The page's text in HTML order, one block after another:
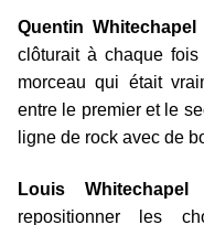
Quentin Whitechapel
clôturait à chaque
morceau qui était
entre le premier et le
ligne de rock avec de
Louis Whitechapel
repositionner les